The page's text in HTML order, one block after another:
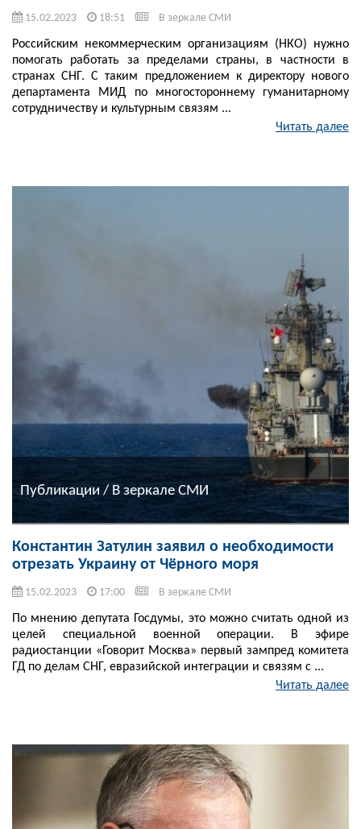
15.02.2023 18:51 В зеркале СМИ
Российским некоммерческим организациям (НКО) нужно
помогать работать за пределами страны, в частности в
странах СНГ. С таким предложением к директору нового
департамента МИД по многостороннему гуманитарному
сотрудничеству и культурным связям ...
Читать далее
Публикации / В зеркале СМИ
Константин Затулин заявил о необходимости
отрезать Украину от Чёрного моря
15.02.2023 17:00 В зеркале СМИ
По мнению депутата Госдумы, это можно считать одной из
целей специальной военной операции. В эфире
радиостанции «Говорит Москва» первый зампред комитета
ГД по делам СНГ, евразийской интеграции и связям с ...
Читать далее